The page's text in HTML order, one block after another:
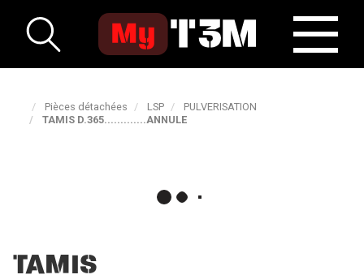
Pièces détachées LSP
PULVERISATION
TAMIS D.365.............ANNULE
TAMIS